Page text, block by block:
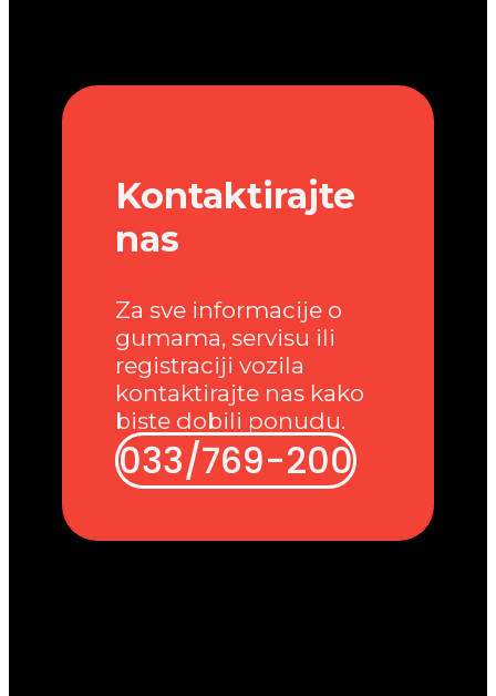
Kontaktirajte
nas
Za sve informacije o
gumama, servisu ili
registraciji vozila
kontaktirajte nas kako
biste dobili ponudu.
033/769-200